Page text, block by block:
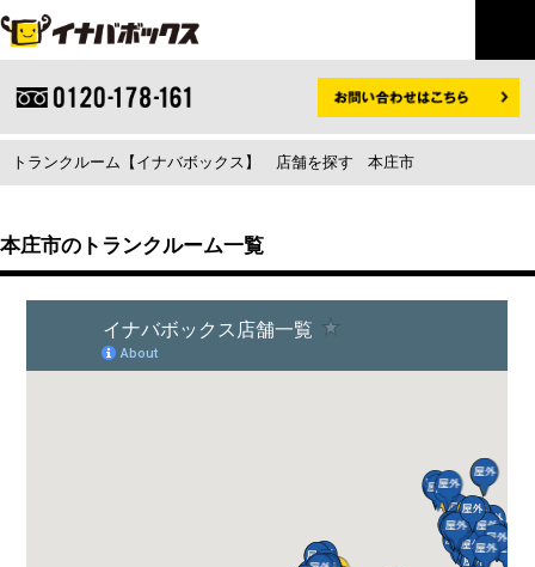
トランクルーム【イナバボックス】 店舗を探す 本庄市
本庄市のトランクルーム一覧